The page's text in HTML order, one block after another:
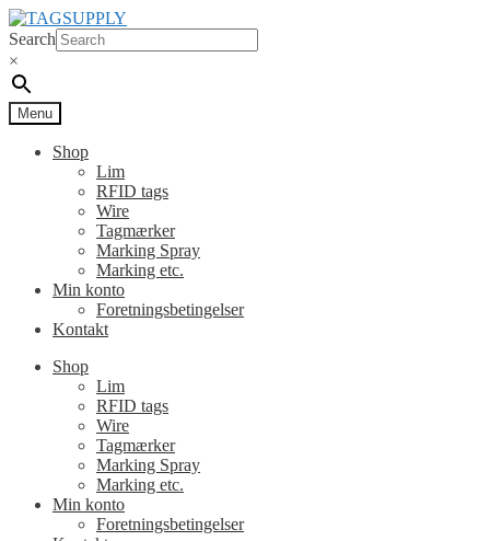
Spring
til
navigation
Spring
til
indhold
Search
×
Menu
Shop
Lim
RFID tags
Wire
Tagmærker
Marking Spray
Marking etc.
Min konto
Foretningsbetingelser
Kontakt
Shop
Lim
RFID tags
Wire
Tagmærker
Marking Spray
Marking etc.
Min konto
Foretningsbetingelser